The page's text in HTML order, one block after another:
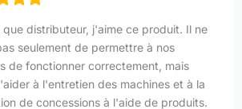
que distributeur, j'aime ce produit. Il ne
seulement de permettre à nos
de fonctionner correctement, mais
à l'entretien des machines et à la
de concessions à l'aide de produits.